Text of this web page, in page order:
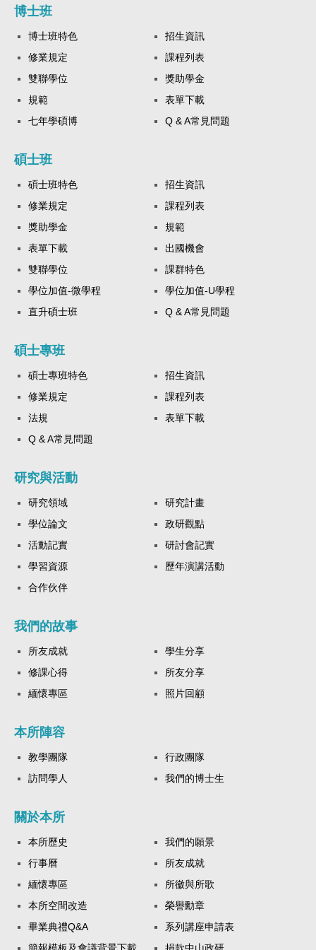
博士班
博士班特色
招生資訊
修業規定
課程列表
雙聯學位
獎助學金
規範
表單下載
七年學碩博
Q & A常見問題
碩士班
碩士班特色
招生資訊
修業規定
課程列表
獎助學金
規範
表單下載
出國機會
雙聯學位
課群特色
學位加值-微學程
學位加值-U學程
直升碩士班
Q & A常見問題
碩士專班
碩士專班特色
招生資訊
修業規定
課程列表
法規
表單下載
Q & A常見問題
研究與活動
研究領域
研究計畫
學位論文
政研觀點
活動記實
研討會記實
學習資源
歷年演講活動
合作伙伴
我們的故事
所友成就
學生分享
修課心得
所友分享
緬懷專區
照片回顧
本所陣容
教學團隊
行政團隊
訪問學人
我們的博士生
關於本所
本所歷史
我們的願景
行事曆
所友成就
緬懷專區
所徽與所歌
本所空間改造
榮譽勳章
畢業典禮Q&A
系列講座申請表